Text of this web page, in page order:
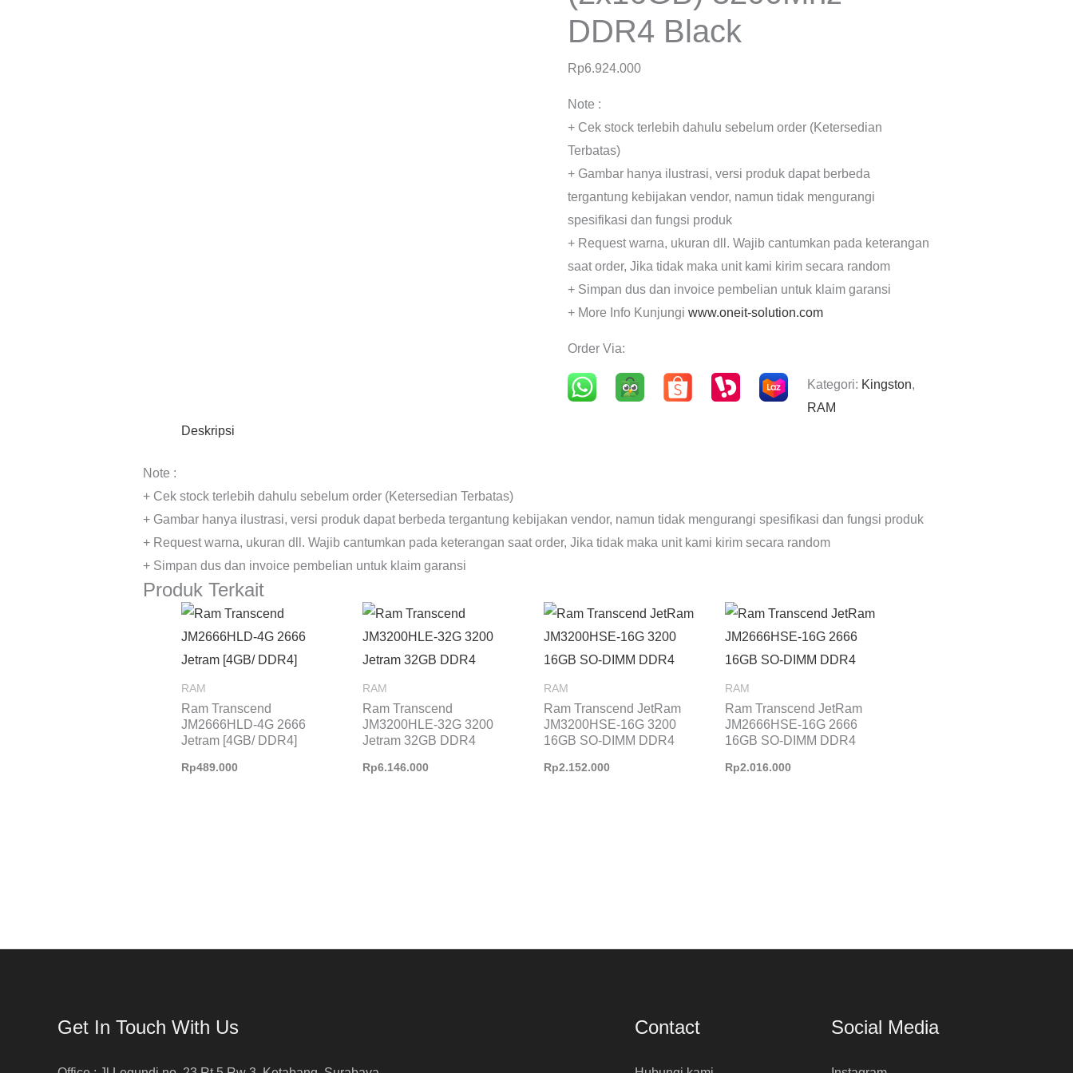
DDR4 Black
Rp6.924.000
Note :
+ Cek stock terlebih dahulu sebelum order (Ketersedian
Terbatas)
+ Gambar hanya ilustrasi, versi produk dapat berbeda
tergantung kebijakan vendor, namun tidak mengurangi
spesifikasi dan fungsi produk
+ Request warna, ukuran dll. Wajib cantumkan pada keterangan
saat order, Jika tidak maka unit kami kirim secara random
+ Simpan dus dan invoice pembelian untuk klaim garansi
+ More Info Kunjungiwww.oneit-solution.com
Order Via:
Kategori: Kingston,
RAM
Deskripsi
Note :
+ Cek stock terlebih dahulu sebelum order (Ketersedian Terbatas)
+ Gambar hanya ilustrasi, versi produk dapat berbeda tergantung kebijakan vendor, namun tidak mengurangi spesifikasi dan fungsi produk
+ Request warna, ukuran dll. Wajib cantumkan pada keterangan saat order, Jika tidak maka unit kami kirim secara random
+ Simpan dus dan invoice pembelian untuk klaim garansi
Produk Terkait
RAM
Ram Transcend
JM2666HLD-4G 2666
Jetram [4GB/ DDR4]
Rp489.000
RAM
Ram Transcend
JM3200HLE-32G 3200
Jetram 32GB DDR4
Rp6.146.000
RAM
Ram Transcend JetRam
JM3200HSE-16G 3200
16GB SO-DIMM DDR4
Rp2.152.000
RAM
Ram Transcend JetRam
JM2666HSE-16G 2666
16GB SO-DIMM DDR4
Rp2.016.000
Get In Touch With Us Contact Social Media